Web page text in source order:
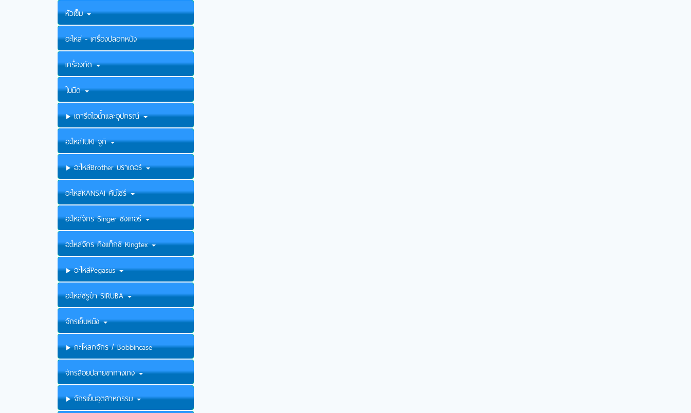
หัวเข็ม
อะไหล่ - เครื่องปลอกหนัง
เครื่องตัด
ใบมีด
เตารีดไอน้ำและอุปกรณ์
อะไหล่JUKI จูกิ
อะไหล่Brother บราเดอร์
อะไหล่KANSAI คันไซร์
อะไหล่จักร Singer ซิงเกอร์
อะไหล่จักร คิงแท็กซ์ Kingtex
อะไหล่Pegasus
อะไหล่ซิรูบ้า SIRUBA
จักรเย็บหนัง
กะโหลกจักร / Bobbincase
จักรสอยปลายขากางเกง
จักรเย็บอุตสาหกรรม